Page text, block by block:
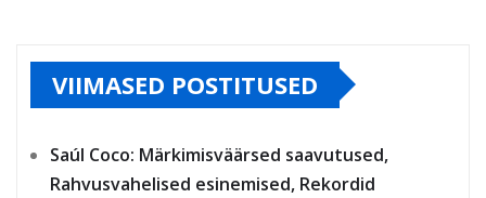
VIIMASED POSTITUSED
Saúl Coco: Märkimisväärsed saavutused,
Rahvusvahelised esinemised, Rekordid